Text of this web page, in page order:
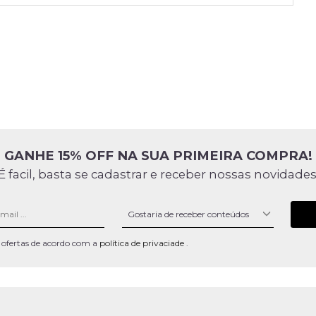
GANHE 15% OFF NA SUA PRIMEIRA COMPRA!
facil, basta se cadastrar e receber nossas
de acordo com a política de privaciade